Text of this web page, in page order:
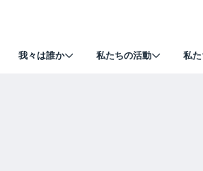
我々は誰か 私たちの活動 私